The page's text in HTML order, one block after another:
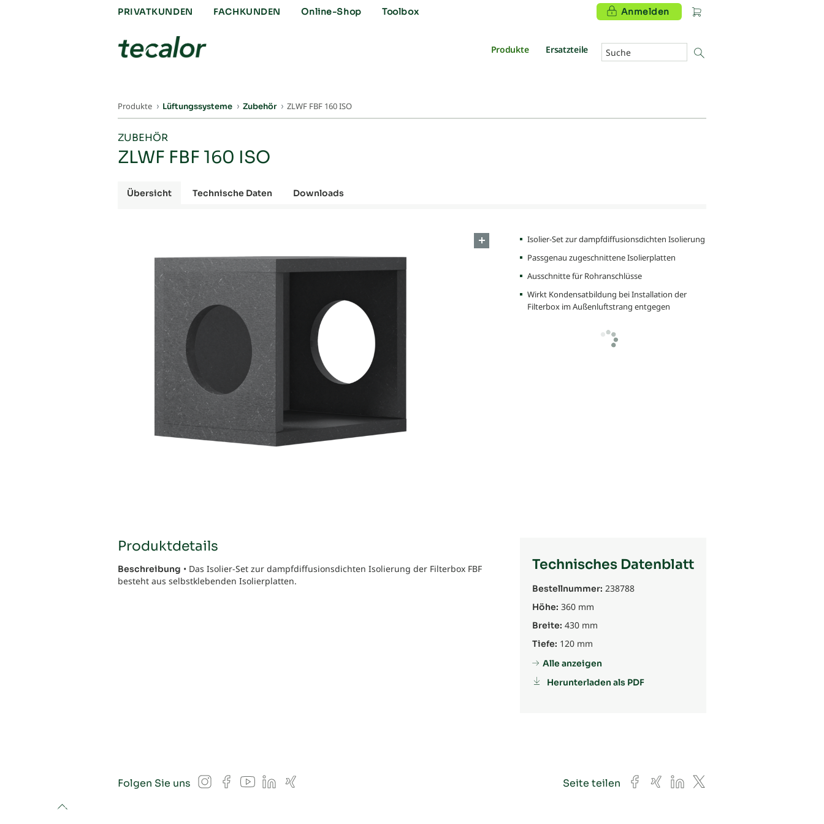
PRIVATKUNDEN FACHKUNDEN Online-Shop Toolbox Anmelden
Produkte Ersatzteile
Produkte Lüftungssysteme Zubehör ZLWF FBF 160 ISO
ZUBEHÖR
ZLWF FBF 160 ISO
Übersicht Technische Daten Downloads
Isolier-Set zur dampfdiffusionsdichten Isolierung
Passgenau zugeschnittene Isolierplatten
Ausschnitte für Rohranschlüsse
Wirkt Kondensatbildung bei Installation der
Filterbox im Außenluftstrang entgegen
Produktdetails
Beschreibung • Das Isolier-Set zur dampfdiffusionsdichten Isolierung der Filterbox FBF
besteht aus selbstklebenden Isolierplatten.
Technisches Datenblatt
Bestellnummer: 238788
Höhe: 360 mm
Breite: 430 mm
Tiefe: 120 mm
Alle anzeigen
Herunterladen als PDF
Folgen Sie uns Instagram
Facebook
YouTube
LinkedIn
Xing Seite teilen Facebook
XingLinkedIn
X
to top